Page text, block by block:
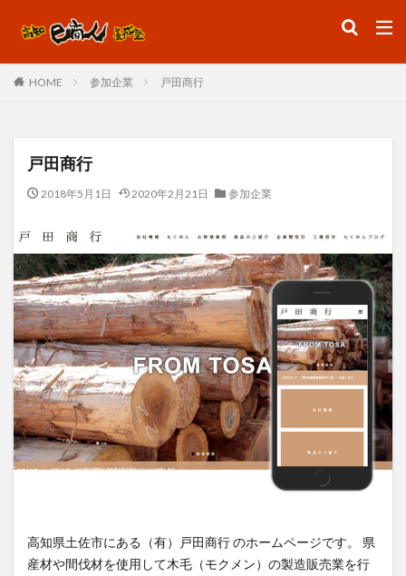
HOME 参加企業 戸田商行
戸田商行
2018年5月1日 2020年2月21日 参加企業
高知県土佐市にある（有）戸田商行 のホームページです。 県
産材や間伐材を使用して木毛（モクメン）の製造販売業を行
検索